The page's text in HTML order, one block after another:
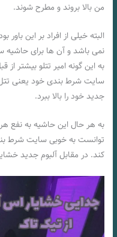
من بالا بروند و مطرح شوند.
البته خیلی از افراد بر این
نمی باشد و آن ها برای حاشیه
به این گونه امیر تتلو بیشتر از
سایت ‌شرط بندی خود یعنی تتل
جدید خود را بالا ببرد.
به هر حال این حاشیه به نفع هر
توانست به خوبی سایت شرط
کند. در مقابل آلبوم جدید